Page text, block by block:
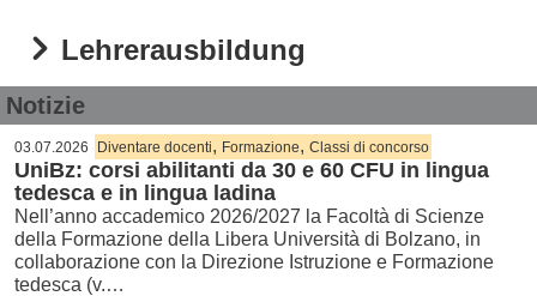
Lehrerausbildung
Notizie
03.07.2026 Diventare docenti, Formazione, Classi di concorso
UniBz: corsi abilitanti da 30 e 60 CFU in lingua
tedesca e in lingua ladina
Nell’anno accademico 2026/2027 la Facoltà di Scienze
della Formazione della Libera Università di Bolzano, in
collaborazione con la Direzione Istruzione e Formazione
tedesca (v.…